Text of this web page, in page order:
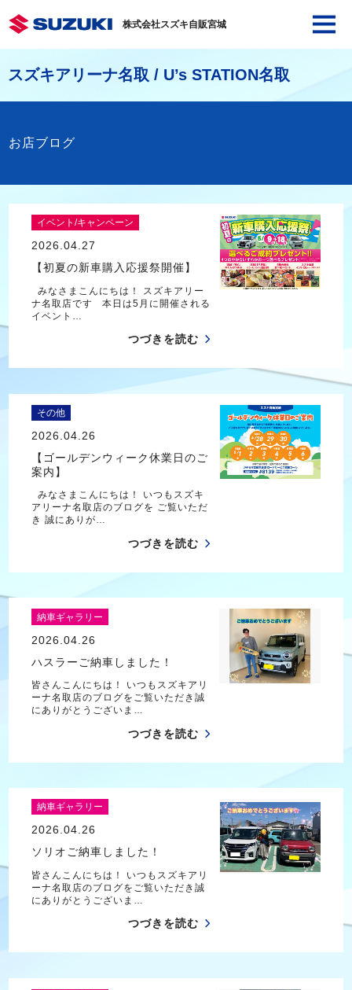
株式会社スズキ自販宮城
スズキアリーナ名取 / U’s STATION名取
お店ブログ
イベント/キャンペーン
2026.04.27
【初夏の新車購入応援祭開催】
みなさまこんにちは！ スズキアリー
ナ名取店です 本日は5月に開催される
イベント…
つづきを読む
その他
2026.04.26
【ゴールデンウィーク休業日のご
案内】
みなさまこんにちは！ いつもスズキ
アリーナ名取店のブログを ご覧いただ
き 誠にありが…
つづきを読む
納車ギャラリー
2026.04.26
ハスラーご納車しました！
皆さんこんにちは！ いつもスズキアリ
ーナ名取店のブログをご覧いただき誠
にありがとうございま…
つづきを読む
納車ギャラリー
2026.04.26
ソリオご納車しました！
皆さんこんにちは！ いつもスズキアリ
ーナ名取店のブログをご覧いただき誠
にありがとうございま…
つづきを読む